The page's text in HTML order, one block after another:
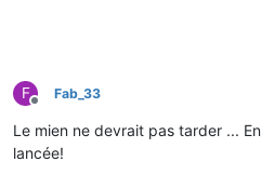
F
Offline
Fab_33
Le mien ne devrait pas tarder ...
lancée!